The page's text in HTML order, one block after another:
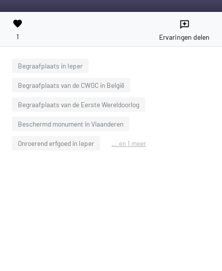
favorite
1
reviews
Ervaringen delen
Begraafplaats in Ieper
Begraafplaats van de CWGC in België
Begraafplaats van de Eerste Wereldoorlog
Beschermd monument in Vlaanderen
Onroerend erfgoed in Ieper ... en 1 meer